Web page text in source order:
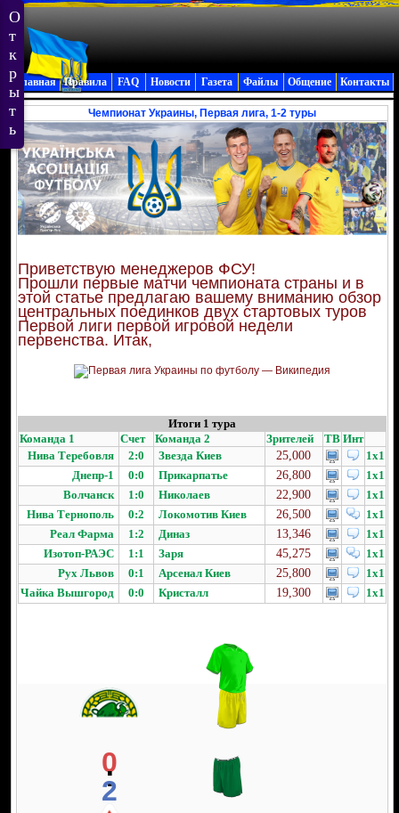
Главная Правила FAQ Новости Газета Файлы Общение Контакты
Чемпионат Украины, Первая лига, 1-2 туры
Приветствую менеджеров ФСУ!
Прошли первые матчи чемпионата страны и в
этой статье предлагаю вашему вниманию обзор
центральных поединков двух стартовых туров
Первой лиги первой игровой недели
первенства. Итак,
Итоги 1 тура
Команда 1
Счет Команда 2 Зрителей ТВ Инт
Нива Теребовля
2:0 Звезда Киев 25,000
1x1
Днепр-1
0:0 Прикарпатье 26,800
1x1
Волчанск
1:0 Николаев 22,900
1x1
Нива Тернополь
0:2 Локомотив Киев 26,500
1x1
Реал Фарма
1:2 Диназ 13,346
1x1
Изотоп-РАЭС
1:1 Заря 45,275
1x1
Рух Львов
0:1 Арсенал Киев 25,800
1x1
Чайка Вышгород
0:0 Кристалл 19,300 1x1
0
:
2